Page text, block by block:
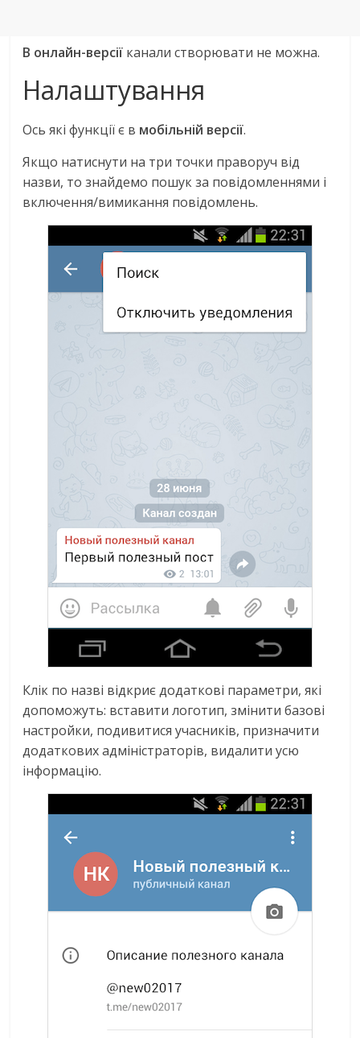
В онлайн-версії канали створювати не можна.
Налаштування
Ось які функції є в мобільній версії.
Якщо натиснути на три точки праворуч від
назви, то знайдемо пошук за повідомленнями і
включення/вимикання повідомлень.
Клік по назві відкриє додаткові параметри, які
допоможуть: вставити логотип, змінити базові
настройки, подивитися учасників, призначити
додаткових адміністраторів, видалити усю
інформацію.